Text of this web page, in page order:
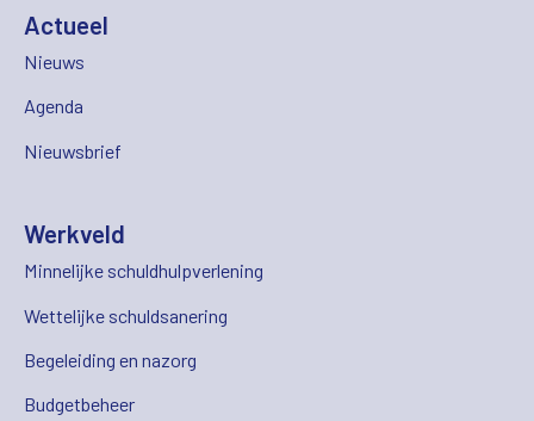
Actueel
Nieuws
Agenda
Nieuwsbrief
Werkveld
Minnelijke schuldhulpverlening
Wettelijke schuldsanering
Begeleiding en nazorg
Budgetbeheer